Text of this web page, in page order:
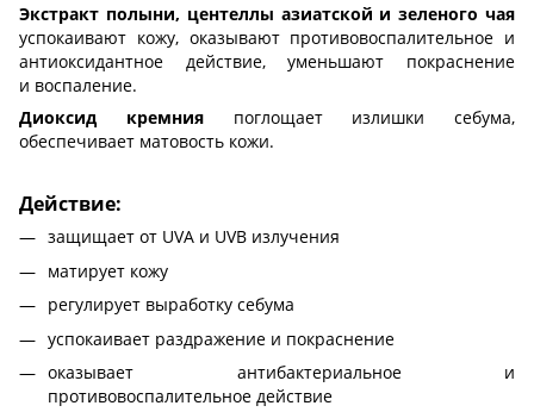
Экстракт полыни, центеллы азиатской и зеленого чая
успокаивают кожу, оказывают противовоспалительное и
антиоксидантное действие, уменьшают покраснение
и воспаление.
Диоксид кремнияпоглощает излишки себума,
обеспечивает матовость кожи.
Действие:
защищает от UVA и UVB излучения
матирует кожу
регулирует выработку себума
успокаивает раздражение и покраснение
оказывает антибактериальное и
противовоспалительное действие